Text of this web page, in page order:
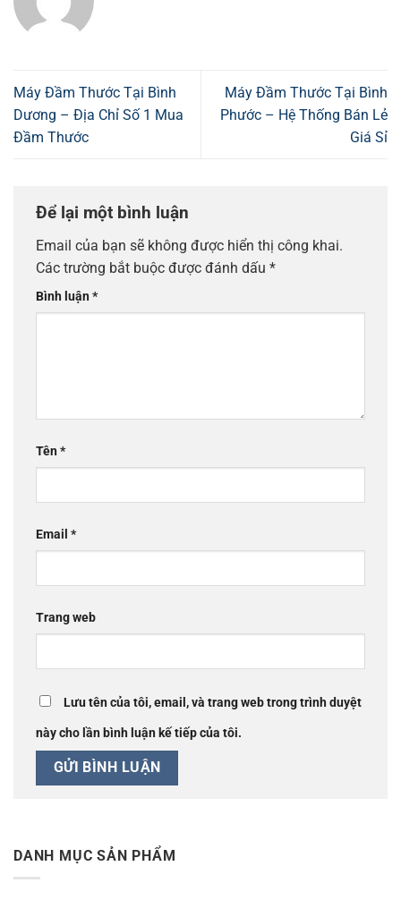
Máy Đầm Thước Tại Bình
Dương – Địa Chỉ Số 1 Mua
Đầm Thước
Máy Đầm Thước Tại Bình
Phước – Hệ Thống Bán Lẻ
Giá Sỉ
Để lại một bình luận
Email của bạn sẽ không được hiển thị công khai.
Các trường bắt buộc được đánh dấu *
Bình luận*
Tên*
Email *
Trang web
Lưu tên của tôi, email, và trang web trong trình duyệt
này cho lần bình luận kế tiếp của tôi.
DANH MỤC SẢN PHẨM